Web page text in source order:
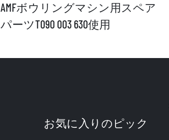
AMFボウリングマシン用スペア
パーツT090 003 630使用